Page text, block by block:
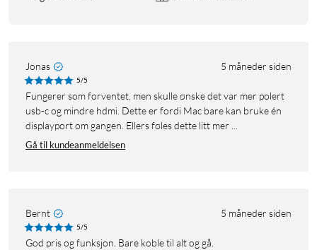
Jonas 5 måneder siden
5/5
Fungerer som forventet, men skulle ønske det var mer polert
usb-c og mindre hdmi. Dette er fordi Mac bare kan bruke én
displayport om gangen. Ellers føles dette litt mer ...
Gå til kundeanmeldelsen
Bernt 5 måneder siden
5/5
God pris og funksjon. Bare koble til alt og gå.